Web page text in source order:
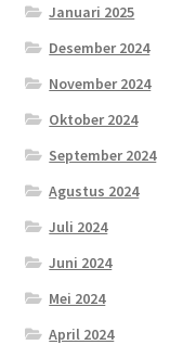
Januari 2025
Desember 2024
November 2024
Oktober 2024
September 2024
Agustus 2024
Juli 2024
Juni 2024
Mei 2024
April 2024